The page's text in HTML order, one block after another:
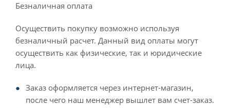
Безналичная оплата
Осуществить покупку возможно используя
безналичный расчет. Данный вид оплаты могут
осуществить как физические, так и юридические
лица.
Заказ оформляется через интернет-магазин,
после чего наш менеджер вышлет вам счет-заказ.